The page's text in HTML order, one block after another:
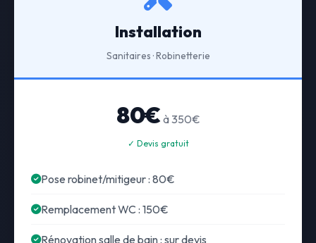
Installation
Sanitaires · Robinetterie
80€ à 350€
✓ Devis gratuit
Pose robinet/mitigeur : 80€
Remplacement WC : 150€
Rénovation salle de bain : sur devis